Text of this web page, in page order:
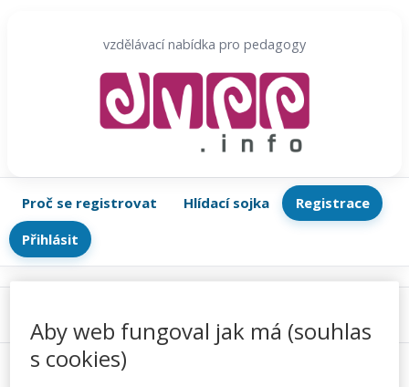
vzdělávací nabídka pro pedagogy
Proč se registrovat Hlídací sojka
Registrace
Přihlásit
Aby web fungoval jak má (souhlas
s cookies)